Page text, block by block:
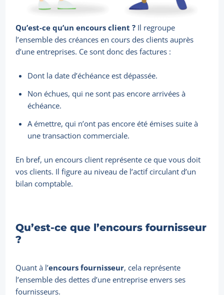
Qu’est-ce qu’un encours client ? Il regroupe
l’ensemble des créances en cours des clients auprès
d’une entreprises. Ce sont donc des factures :
Dont la date d’échéance est dépassée.
Non échues, qui ne sont pas encore arrivées à
échéance.
A émettre, qui n’ont pas encore été émises suite à
une transaction commerciale.
En bref, un encours client représente ce que vous doit
vos clients. Il figure au niveau de l’actif circulant d’un
bilan comptable.
Qu’est-ce que l’encours fournisseur
?
Quant à l’encours fournisseur, cela représente
l’ensemble des dettes d’une entreprise envers ses
fournisseurs.